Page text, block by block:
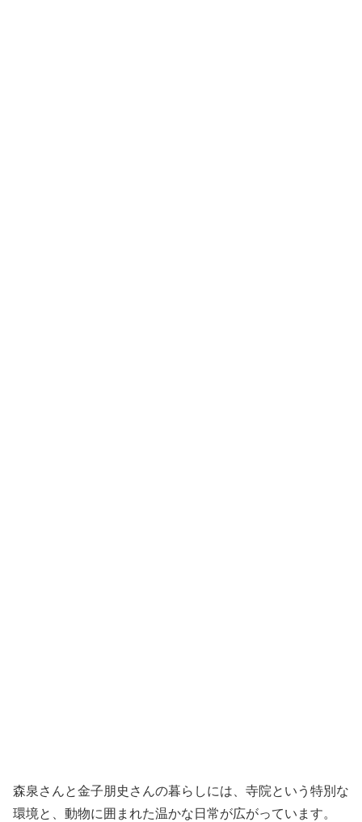
森泉さんと金子朋史さんの暮らしには、寺院という特別な
環境と、動物に囲まれた温かな日常が広がっています。